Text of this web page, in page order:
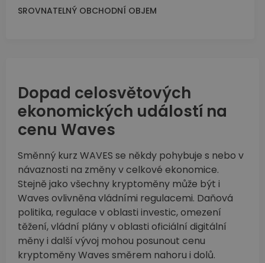
SROVNATELNÝ OBCHODNÍ OBJEM
Dopad celosvětových
ekonomických událostí na
cenu Waves
Směnný kurz WAVES se někdy pohybuje s nebo v
návaznosti na změny v celkové ekonomice.
Stejně jako všechny kryptoměny může být i
Waves ovlivněna vládními regulacemi. Daňová
politika, regulace v oblasti investic, omezení
těžení, vládní plány v oblasti oficiální digitální
měny i další vývoj mohou posunout cenu
kryptoměny Waves směrem nahoru i dolů.